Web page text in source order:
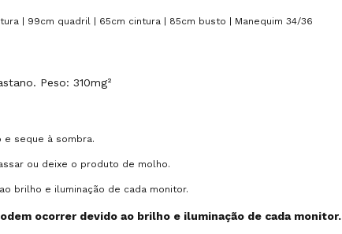
| 99cm quadril | 65cm cintura | 85cm busto | Manequim 34/36
Peso: 310mg²
e seque à sombra.
ou deixe o produto de molho.
brilho e iluminação de cada monitor.
ocorrer devido ao brilho e iluminação de cada monitor.